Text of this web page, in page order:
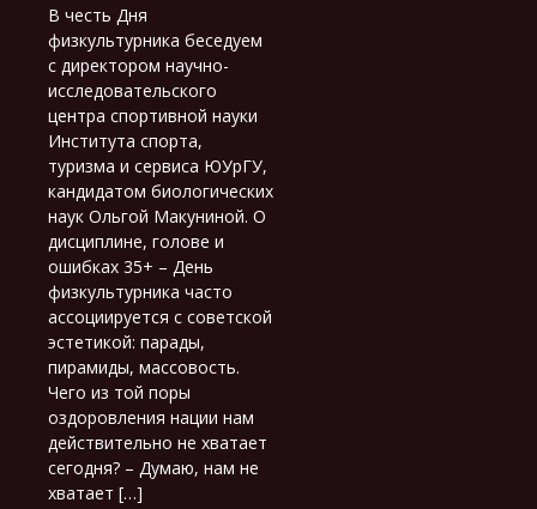
В честь Дня
физкультурника беседуем
с директором научно-
исследовательского
центра спортивной науки
Института спорта,
туризма и сервиса ЮУрГУ,
кандидатом биологических
наук Ольгой Макуниной. О
дисциплине, голове и
ошибках 35+ – День
физкультурника часто
ассоциируется с советской
эстетикой: парады,
пирамиды, массовость.
Чего из той поры
оздоровления нации нам
действительно не хватает
сегодня? – Думаю, нам не
хватает […]